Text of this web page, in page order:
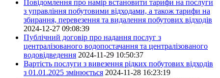
Повідомлення про намір встановити тарифи на послуги
з управління побутовими відходами, а також тарифи на
збирання, перевезення та видалення побутових відходів
2024-12-27 09:08:39
Публічний договір про надання послуг з
централізованого водопостачання та централізованого
водовідведення 2024-11-29 10:50:37
Вартість послуги з вивезення рідких побутових відходів
з 01.01.2025 змінюється 2024-11-28 16:23:19